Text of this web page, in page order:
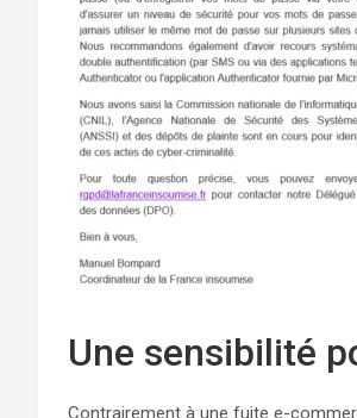
Une sensibilité
Contrairement à une fuite e-